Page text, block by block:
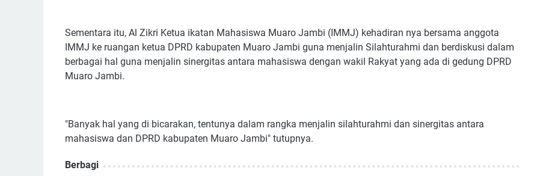
Sementara itu, Al Zikri Ketua ikatan Mahasiswa Muaro Jambi (IMMJ) kehadiran nya bersama anggota
IMMJ ke ruangan ketua DPRD kabupaten Muaro Jambi guna menjalin Silahturahmi dan berdiskusi dalam
berbagai hal guna menjalin sinergitas antara mahasiswa dengan wakil Rakyat yang ada di gedung DPRD
Muaro Jambi.
"Banyak hal yang di bicarakan, tentunya dalam rangka menjalin silahturahmi dan sinergitas antara
mahasiswa dan DPRD kabupaten Muaro Jambi" tutupnya.
Berbagi